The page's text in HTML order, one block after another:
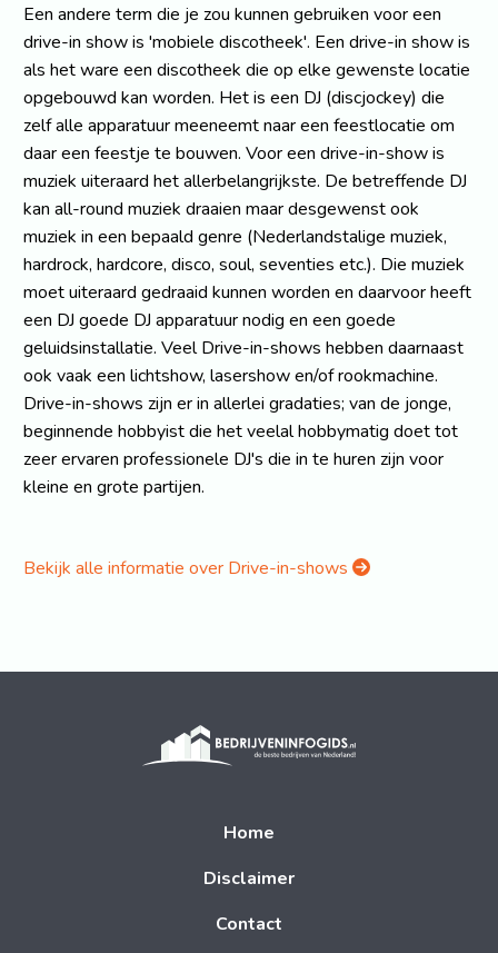
Een andere term die je zou kunnen gebruiken voor een
drive-in show is 'mobiele discotheek'. Een drive-in show is
als het ware een discotheek die op elke gewenste locatie
opgebouwd kan worden. Het is een DJ (discjockey) die
zelf alle apparatuur meeneemt naar een feestlocatie om
daar een feestje te bouwen. Voor een drive-in-show is
muziek uiteraard het allerbelangrijkste. De betreffende DJ
kan all-round muziek draaien maar desgewenst ook
muziek in een bepaald genre (Nederlandstalige muziek,
hardrock, hardcore, disco, soul, seventies etc.). Die muziek
moet uiteraard gedraaid kunnen worden en daarvoor heeft
een DJ goede DJ apparatuur nodig en een goede
geluidsinstallatie. Veel Drive-in-shows hebben daarnaast
ook vaak een lichtshow, lasershow en/of rookmachine.
Drive-in-shows zijn er in allerlei gradaties; van de jonge,
beginnende hobbyist die het veelal hobbymatig doet tot
zeer ervaren professionele DJ's die in te huren zijn voor
kleine en grote partijen.
Bekijk alle informatie over Drive-in-shows
Home
Disclaimer
Contact